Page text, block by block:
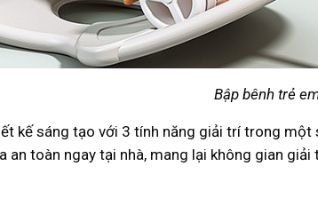
Bập bênh trẻ
kế sáng tạo với 3 tính năng giải trí trong
an toàn ngay tại nhà, mang lại không gian